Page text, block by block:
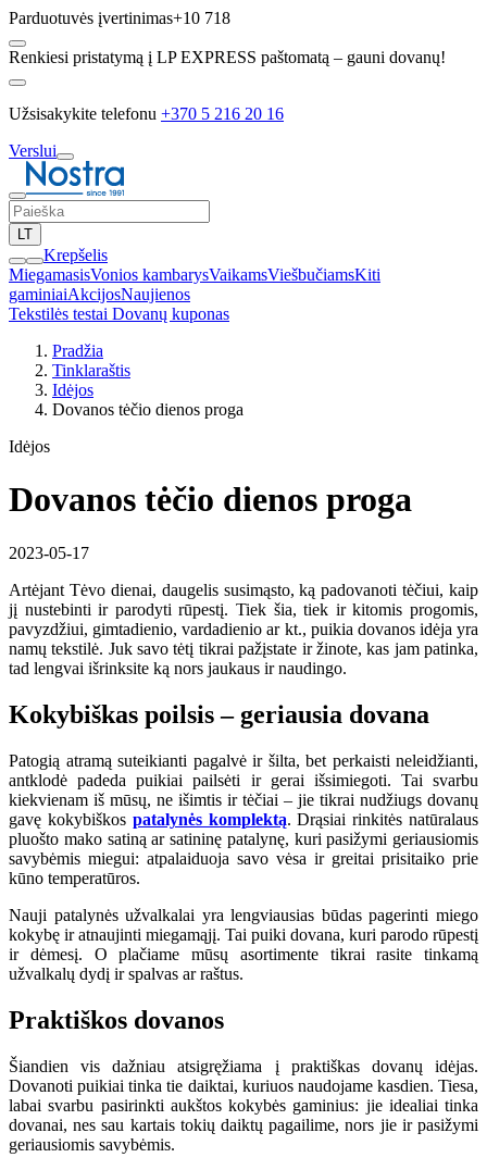
Parduotuvės įvertinimas+10 718
Renkiesi pristatymą į LP EXPRESS paštomatą – gauni dovanų!
Užsisakykite telefonu +370 5 216 20 16
Verslui
LT
Krepšelis
MiegamasisVonios kambarysVaikamsViešbučiamsKiti
gaminiaiAkcijosNaujienos
Tekstilės testai Dovanų kuponas
Pradžia
Tinklaraštis
Idėjos
Dovanos tėčio dienos proga
Idėjos
Dovanos tėčio dienos proga
2023-05-17
Artėjant Tėvo dienai, daugelis susimąsto, ką padovanoti tėčiui, kaip
jį nustebinti ir parodyti rūpestį. Tiek šia, tiek ir kitomis progomis,
pavyzdžiui, gimtadienio, vardadienio ar kt., puikia dovanos idėja yra
namų tekstilė. Juk savo tėtį tikrai pažįstate ir žinote, kas jam patinka,
tad lengvai išrinksite ką nors jaukaus ir naudingo.
Kokybiškas poilsis – geriausia dovana
Patogią atramą suteikianti pagalvė ir šilta, bet perkaisti neleidžianti,
antklodė padeda puikiai pailsėti ir gerai išsimiegoti. Tai svarbu
kiekvienam iš mūsų, ne išimtis ir tėčiai – jie tikrai nudžiugs dovanų
gavę kokybiškos patalynės komplektą. Drąsiai rinkitės natūralaus
pluošto mako satiną ar satininę patalynę, kuri pasižymi geriausiomis
savybėmis miegui: atpalaiduoja savo vėsa ir greitai prisitaiko prie
kūno temperatūros.
Nauji patalynės užvalkalai yra lengviausias būdas pagerinti miego
kokybę ir atnaujinti miegamąjį. Tai puiki dovana, kuri parodo rūpestį
ir dėmesį. O plačiame mūsų asortimente tikrai rasite tinkamą
užvalkalų dydį ir spalvas ar raštus.
Praktiškos dovanos
Šiandien vis dažniau atsigręžiama į praktiškas dovanų idėjas.
Dovanoti puikiai tinka tie daiktai, kuriuos naudojame kasdien. Tiesa,
labai svarbu pasirinkti aukštos kokybės gaminius: jie idealiai tinka
dovanai, nes sau kartais tokių daiktų pagailime, nors jie ir pasižymi
geriausiomis savybėmis.